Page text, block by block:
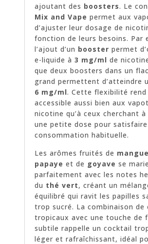
ajoutant des boosters. Le
Mix and Vape permet aux
d’ajuster leur dosage de
fonction de leurs besoins. Par
l’ajout d’un booster permet
e-liquide à 3 mg/ml de
que deux boosters dans un
grand permettent d’atteindre
6 mg/ml. Cette flexibilité
accessible aussi bien aux
nicotine qu’à ceux cherchant
une petite dose pour
consommation habituelle.
Les arômes fruités de mangue
papaye et de goyave se
parfaitement avec les notes
du thé vert, créant un
équilibré qui ravit les papilles
trop sucré. La combinaison de
tropicaux avec une touche de
subtile rappelle un cocktail
léger et rafraîchissant, idéal